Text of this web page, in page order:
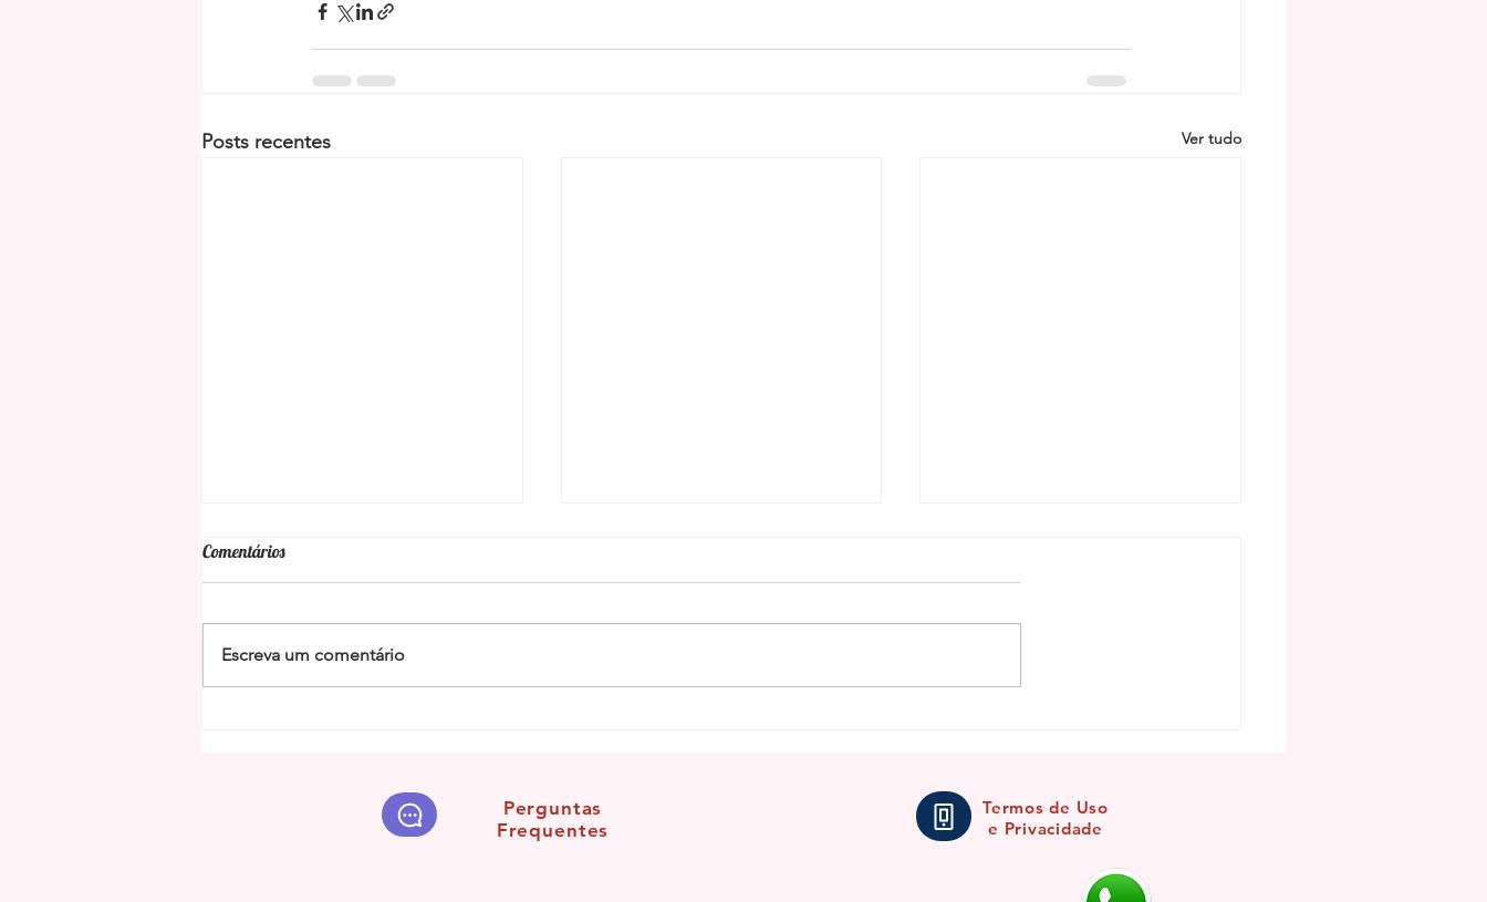
Posts recentes Ver tudo
Comentários
Escreva um comentário
Perguntas
Frequentes
Termos de Uso
e Privacidade